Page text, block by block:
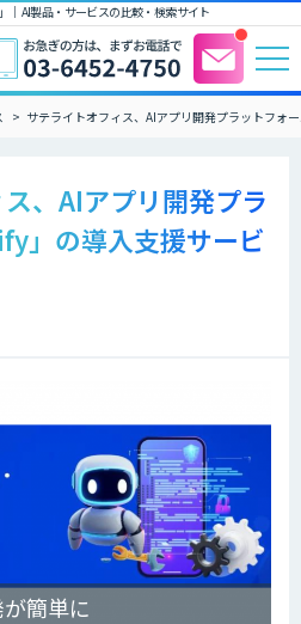
｜ AI製品・サービスの比較・検索サイト
サテライトオフィス、AIアプリ開発プラットフォ
、AIアプリ開発プラ
」の導入支援サービ
簡単に